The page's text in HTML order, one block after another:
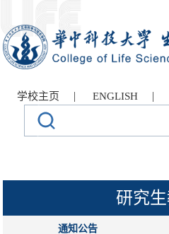
学校主页 | ENGLISH |
研究
通知公告